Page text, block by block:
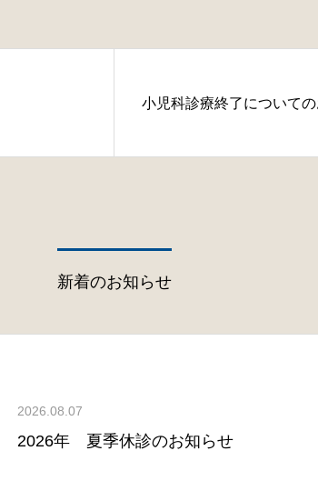
小児科診療終了について
新着のお知らせ
2026.08.07
2026年 夏季休診のお知らせ